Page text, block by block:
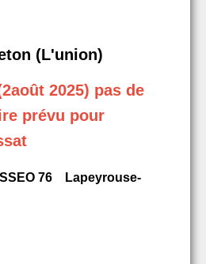
(L'union)
2025) pas de
prévu pour
76
Lapeyrouse-